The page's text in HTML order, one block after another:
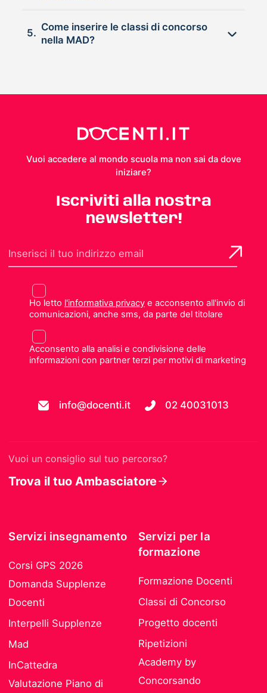
5.
Come inserire le classi di concorso
nella MAD?
Vuoi accedere al mondo scuola ma non sai da dove
iniziare?
Iscriviti alla nostra
newsletter!
Ho letto l'informativa privacye acconsento all'invio di
comunicazioni, anche sms, da parte del titolare
Acconsento alla analisi e condivisione delle
informazioni con partner terzi per motivi di marketing
info@docenti.it 02 40031013
Vuoi un consiglio sul tuo percorso?
Trova il tuo Ambasciatore
Servizi insegnamento
Corsi GPS 2026
Domanda Supplenze
Docenti
Interpelli Supplenze
Mad
InCattedra
Valutazione Piano di
Servizi per la
formazione
Formazione Docenti
Classi di Concorso
Progetto docenti
Ripetizioni
Academy by
Concorsando